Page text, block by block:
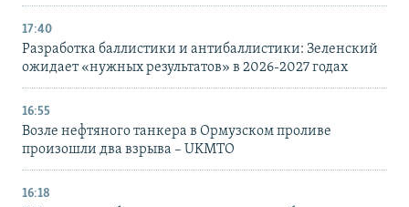
17:40
Разработка баллистики и антибаллистики: Зеленский
ожидает «нужных результатов» в 2026-2027 годах
16:55
Возле нефтяного танкера в Ормузском проливе
произошли два взрыва – UKMTO
16:18